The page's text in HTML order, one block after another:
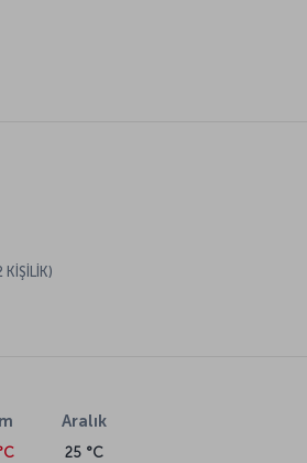
KİŞİLİK)
Aralık
25 °C